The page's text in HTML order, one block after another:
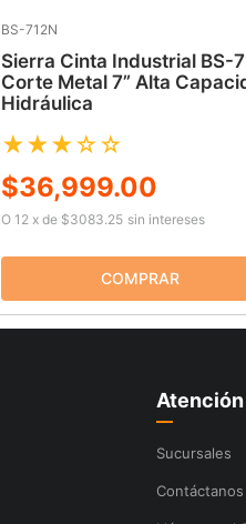
BS-712N
Sierra Cinta Industrial BS-
Corte Metal 7” Alta
Hidráulica
★★★☆☆
$36,999.00
O 12 xde $3083.25 sin intereses
Sucursales
Contáctanos